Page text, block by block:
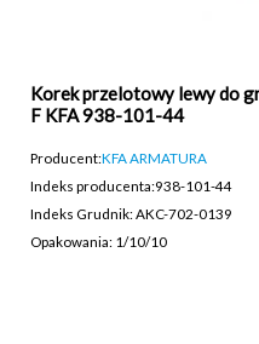
Korek przelotowy lewy do
F KFA 938-101-44
Producent:KFA ARMATURA
Indeks producenta:938-101-44
Indeks Grudnik: AKC-702-0139
Opakowania: 1/10/10